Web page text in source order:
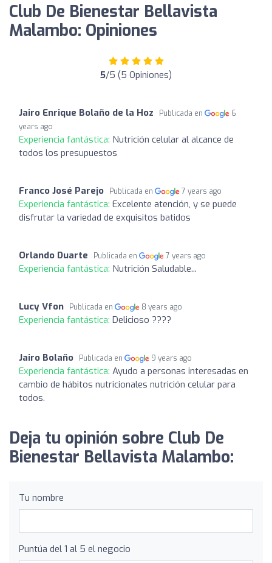
Club De Bienestar Bellavista
Malambo: Opiniones
5/5 (5 Opiniones)
Jairo Enrique Bolaño de la Hoz Publicada en
6
years ago
Experiencia fantástica: Nutrición celular al alcance de
todos los presupuestos
Franco José Parejo Publicada en 7 years ago
Experiencia fantástica: Excelente atención, y se puede
disfrutar la variedad de exquisitos batidos
Orlando Duarte Publicada en 7 years ago
Experiencia fantástica: Nutrición Saludable...
Lucy Vfon Publicada en 8 years ago
Experiencia fantástica: Delicioso ????
Jairo Bolaño Publicada en 9 years ago
Experiencia fantástica: Ayudo a personas interesadas en
cambio de hábitos nutricionales nutrición celular para
todos.
Deja tu opinión sobre Club De
Bienestar Bellavista Malambo:
Tu nombre
Puntúa del 1 al 5 el negocio